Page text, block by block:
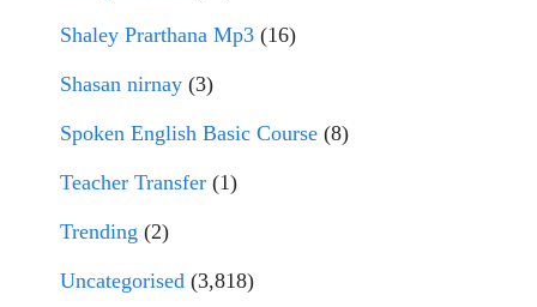
Shaley Prarthana Mp3 (16)
Shasan nirnay (3)
Spoken English Basic Course (8)
Teacher Transfer (1)
Trending (2)
Uncategorised (3,818)